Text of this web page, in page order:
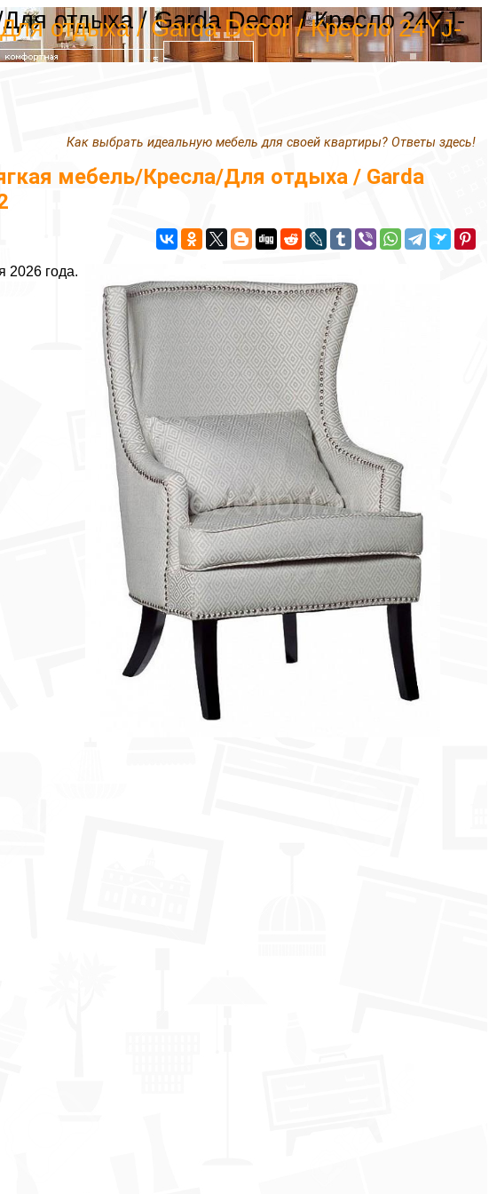
отдыха / Garda Decor / Кресло 24YJ-
отдыха / Garda Decor / Кресло 24YJ-
Как выбрать идеальную мебель для своей квартиры? Ответы здесь!
мебель/Кресла/Для отдыха / Garda
2026 года.